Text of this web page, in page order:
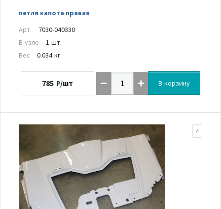
петля капота правая
Арт.
7030-040330
В узле
1 шт.
Вес
0.034 кг
785 ₽/шт В корзину
4